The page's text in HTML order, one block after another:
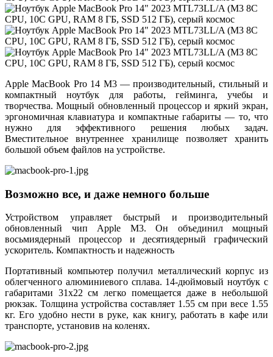
Apple MacBook Pro 14 M3 — производительный, стильный и
компактный ноутбук для работы, гейминга, учебы и
творчества. Мощный обновленный процессор и яркий экран,
эргономичная клавиатура и компактные габариты — то, что
нужно для эффективного решения любых задач.
Вместительное внутреннее хранилище позволяет хранить
большой объем файлов на устройстве.
Возможно все, и даже немного больше
Устройством управляет быстрый и производительный
обновленный чип Apple M3. Он объединил мощный
восьмиядерный процессор и десятиядерный графический
ускоритель. Компактность и надежность
Портативный компьютер получил металлический корпус из
облегченного алюминиевого сплава. 14-дюймовый ноутбук с
габаритами 31х22 см легко помещается даже в небольшой
рюкзак. Толщина устройства составляет 1.55 см при весе 1.55
кг. Его удобно нести в руке, как книгу, работать в кафе или
транспорте, установив на коленях.